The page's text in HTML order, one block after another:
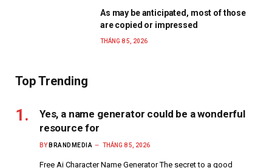
As may be anticipated, most of those
are copied or impressed
THÁNG 8 5, 2026
Top Trending
Yes, a name generator could be a wonderful
resource for
BY BRANDMEDIA THÁNG 8 5, 2026
Free Ai Character Name Generator The secret to a good